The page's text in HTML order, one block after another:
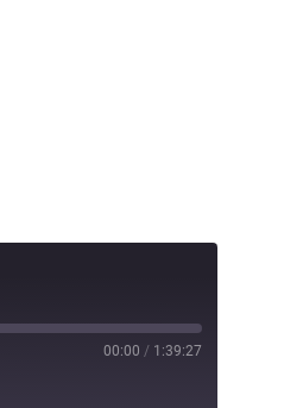
00:00 / 1:39:27